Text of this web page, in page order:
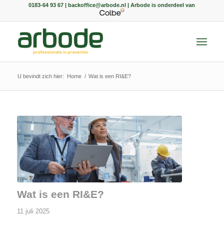
0183-64 93 67 | backoffice@arbode.nl | Arbode is onderdeel van
U bevindt zich hier: Home / Wat is een RI&E?
Wat is een RI&E?
11 juli 2025